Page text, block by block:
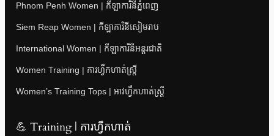
Phnom Penh Women | កីឡាការិនីភ្នំពេញ
Siem Reap Women | កីឡាការិនីសៀមរាប
International Women | កីឡាការិនីអន្តរជាតិ
Women Training | ការហ្វឹកហាត់ស្ត្រី
Women’s Training Tops | អាវហ្វឹកហាត់ស្ត្រី
💪 Training | ការហ្វឹកហាត់